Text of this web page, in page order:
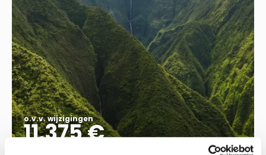
o.v.v. wijzigingen
11.375 €